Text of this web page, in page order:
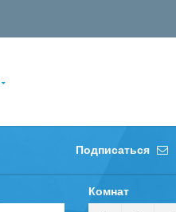
Подписаться
Комнат